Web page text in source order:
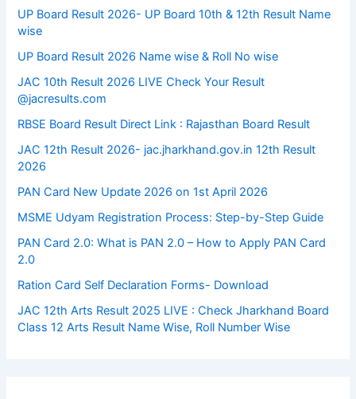
UP Board Result 2026- UP Board 10th & 12th Result Name
wise
UP Board Result 2026 Name wise & Roll No wise
JAC 10th Result 2026 LIVE Check Your Result
@jacresults.com
RBSE Board Result Direct Link : ​Rajasthan Board Result
JAC 12th Result 2026- jac.jharkhand.gov.in 12th Result
2026
PAN Card New Update 2026 on 1st April 2026
MSME Udyam Registration Process: Step-by-Step Guide
PAN Card 2.0: What is PAN 2.0 – How to Apply PAN Card
2.0
Ration Card Self Declaration Forms- Download
JAC 12th Arts Result 2025 LIVE : Check Jharkhand Board
Class 12 Arts Result Name Wise, Roll Number Wise